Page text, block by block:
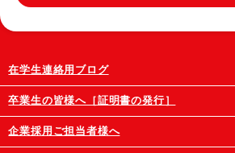
在学生連絡用ブログ
卒業生の皆様へ［証明書の発行］
企業採用ご担当者様へ